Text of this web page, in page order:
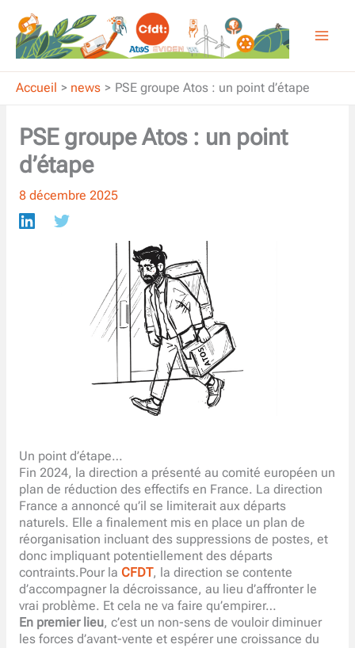
contenu
Accueil news PSE groupe Atos : un point d’étape
PSE groupe Atos : un point
d’étape
8 décembre 2025
Un point d’étape…
Fin 2024, la direction a présenté au comité européen un
plan de réduction des effectifs en France. La direction
France a annoncé qu’il se limiterait aux départs
naturels. Elle a finalement mis en place un plan de
réorganisation incluant des suppressions de postes, et
donc impliquant potentiellement des départs
contraints.Pour la CFDT, la direction se contente
d’accompagner la décroissance, au lieu d’affronter le
vrai problème. Et cela ne va faire qu’empirer…
En premier lieu, c’est un non-sens de vouloir diminuer
les forces d’avant-vente et espérer une croissance du